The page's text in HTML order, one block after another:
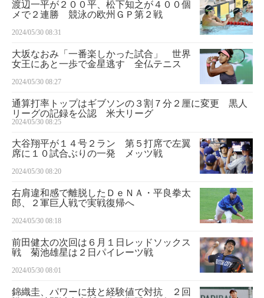
渡辺一平が２００平、松下知之が４００個
メで２連勝 競泳の欧州ＧＰ第２戦
2024/05/30 08:31
大坂なおみ「一番楽しかった試合」 世界
女王にあと一歩で金星逃す 全仏テニス
2024/05/30 08:27
通算打率トップはギブソンの３割７分２厘に変更 黒人
リーグの記録を公認 米大リーグ
2024/05/30 08:25
大谷翔平が１４号２ラン 第５打席で左翼
席に１０試合ぶりの一発 メッツ戦
2024/05/30 08:20
右肩違和感で離脱したＤｅＮＡ・平良拳太
郎、２軍巨人戦で実戦復帰へ
2024/05/30 08:18
前田健太の次回は６月１日レッドソックス
戦 菊池雄星は２日パイレーツ戦
2024/05/30 08:01
錦織圭、パワーに技と経験値で対抗 ２回